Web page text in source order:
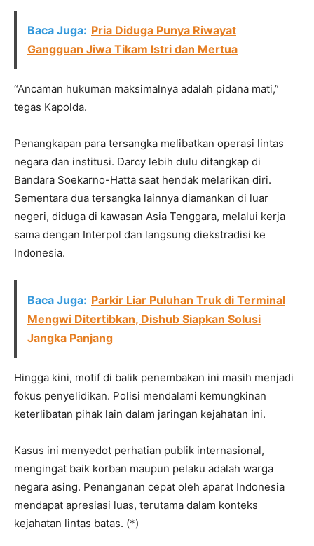
Baca Juga: Pria Diduga Punya Riwayat
Gangguan Jiwa Tikam Istri dan Mertua
“Ancaman hukuman maksimalnya adalah pidana mati,”
tegas Kapolda.
Penangkapan para tersangka melibatkan operasi lintas
negara dan institusi. Darcy lebih dulu ditangkap di
Bandara Soekarno-Hatta saat hendak melarikan diri.
Sementara dua tersangka lainnya diamankan di luar
negeri, diduga di kawasan Asia Tenggara, melalui kerja
sama dengan Interpol dan langsung diekstradisi ke
Indonesia.
Baca Juga: Parkir Liar Puluhan Truk di Terminal
Mengwi Ditertibkan, Dishub Siapkan Solusi
Jangka Panjang
Hingga kini, motif di balik penembakan ini masih menjadi
fokus penyelidikan. Polisi mendalami kemungkinan
keterlibatan pihak lain dalam jaringan kejahatan ini.
Kasus ini menyedot perhatian publik internasional,
mengingat baik korban maupun pelaku adalah warga
negara asing. Penanganan cepat oleh aparat Indonesia
mendapat apresiasi luas, terutama dalam konteks
kejahatan lintas batas. (*)